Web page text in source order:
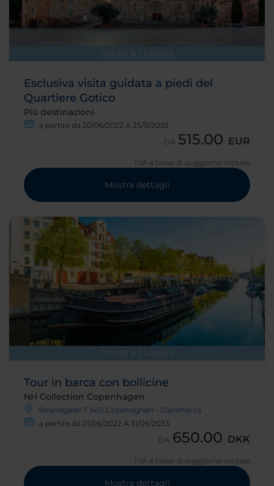
TOURS & CLASSES
Esclusiva visita guidata a piedi del
Quartiere Gotico
Più destinazioni
a partire da 20/06/2022 A 25/11/2035
DA 515.00 EUR
IVA e tasse di soggiorno incluse
Mostra dettagli
TOURS & CLASSES
Tour in barca con bollicine
NH Collection Copenhagen
Strandgade 7 1401 Copenaghen - Danimarca
a partire da 01/06/2022 A 31/05/2033
DA 650.00 DKK
IVA e tasse di soggiorno incluse
Mostra dettagli